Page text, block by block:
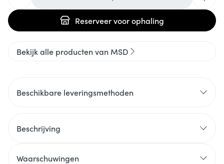
Reserveervoor ophaling
Bekijk alle producten van MSD
Beschikbare leveringsmethoden
Beschrijving
Waarschuwingen